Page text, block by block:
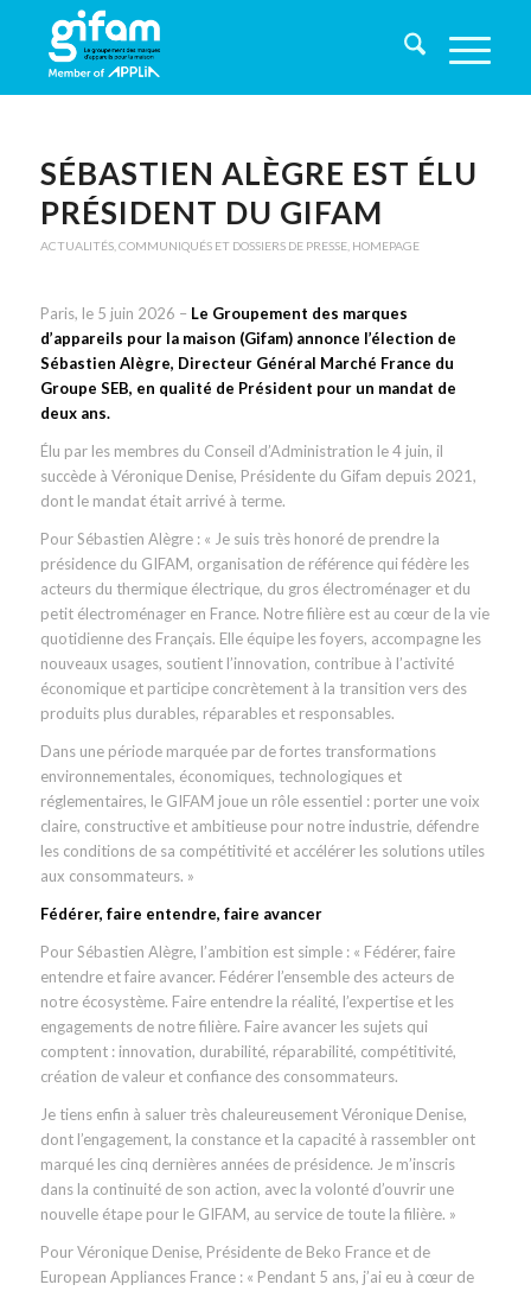
SÉBASTIEN ALÈGRE EST ÉLU
PRÉSIDENT DU GIFAM
ACTUALITÉS, COMMUNIQUÉS ET DOSSIERS DE PRESSE, HOMEPAGE
Paris, le 5 juin 2026 – Le Groupement des marques
d’appareils pour la maison (Gifam) annonce l’élection de
Sébastien Alègre, Directeur Général Marché France du
Groupe SEB, en qualité de Président pour un mandat de
deux ans.
Élu par les membres du Conseil d’Administration le 4 juin, il
succède à Véronique Denise, Présidente du Gifam depuis 2021,
dont le mandat était arrivé à terme.
Pour Sébastien Alègre : « Je suis très honoré de prendre la
présidence du GIFAM, organisation de référence qui fédère les
acteurs du thermique électrique, du gros électroménager et du
petit électroménager en France. Notre filière est au cœur de la vie
quotidienne des Français. Elle équipe les foyers, accompagne les
nouveaux usages, soutient l’innovation, contribue à l’activité
économique et participe concrètement à la transition vers des
produits plus durables, réparables et responsables.
Dans une période marquée par de fortes transformations
environnementales, économiques, technologiques et
réglementaires, le GIFAM joue un rôle essentiel : porter une voix
claire, constructive et ambitieuse pour notre industrie, défendre
les conditions de sa compétitivité et accélérer les solutions utiles
aux consommateurs. »
Fédérer, faire entendre, faire avancer
Pour Sébastien Alègre, l’ambition est simple : « Fédérer, faire
entendre et faire avancer. Fédérer l’ensemble des acteurs de
notre écosystème. Faire entendre la réalité, l’expertise et les
engagements de notre filière. Faire avancer les sujets qui
comptent : innovation, durabilité, réparabilité, compétitivité,
création de valeur et confiance des consommateurs.
Je tiens enfin à saluer très chaleureusement Véronique Denise,
dont l’engagement, la constance et la capacité à rassembler ont
marqué les cinq dernières années de présidence. Je m’inscris
dans la continuité de son action, avec la volonté d’ouvrir une
nouvelle étape pour le GIFAM, au service de toute la filière. »
Pour Véronique Denise, Présidente de Beko France et de
European Appliances France : « Pendant 5 ans, j’ai eu à cœur de